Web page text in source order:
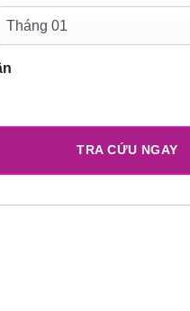
TRA CỨU NGAY